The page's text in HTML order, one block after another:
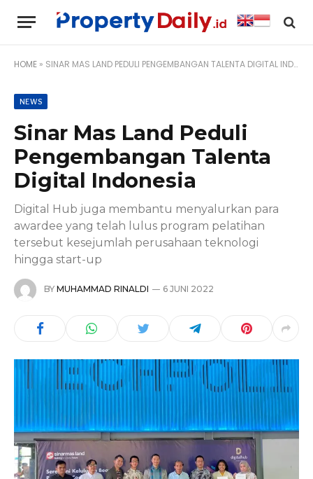
HOME » SINAR MAS LAND PEDULI PENGEMBANGAN TALENTA DIGITAL INDONESIA
NEWS
Sinar Mas Land Peduli
Pengembangan Talenta
Digital Indonesia
Digital Hub juga membantu menyalurkan para
awardee yang telah lulus program pelatihan
tersebut kesejumlah perusahaan teknologi
hingga start-up
BY MUHAMMAD RINALDI 6 JUNI 2022